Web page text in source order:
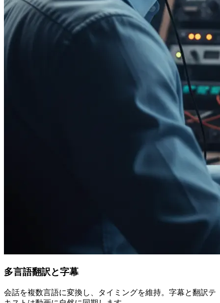
多言語翻訳と字幕
会話を複数言語に変換し、タイミングを維持。字幕と翻訳テ